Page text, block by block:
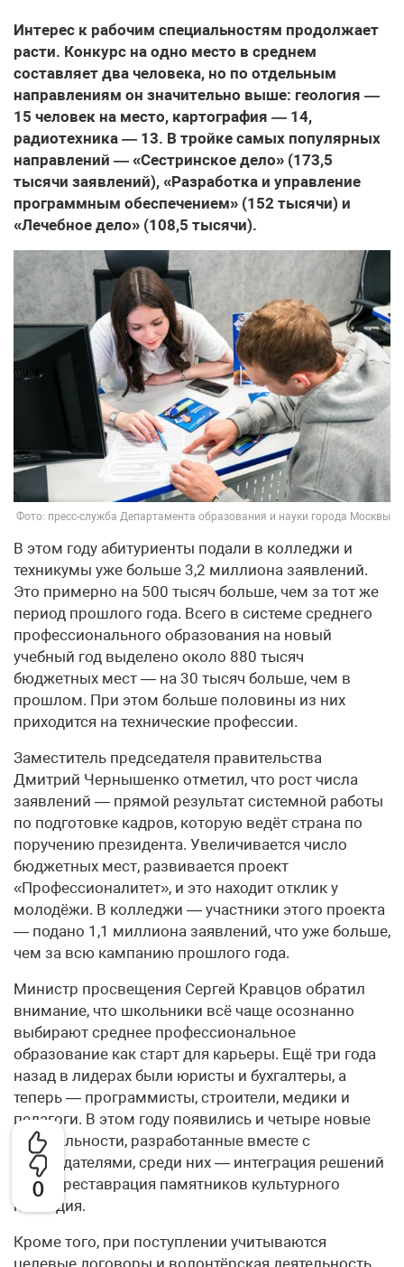
0
Интерес к рабочим специальностям продолжает
расти. Конкурс на одно место в среднем
составляет два человека, но по отдельным
направлениям он значительно выше: геология —
15 человек на место, картография — 14,
радиотехника — 13. В тройке самых популярных
направлений — «Сестринское дело» (173,5
тысячи заявлений), «Разработка и управление
программным обеспечением» (152 тысячи) и
«Лечебное дело» (108,5 тысячи).
Фото: пресс-служба Департамента образования и науки города Москвы
В этом году абитуриенты подали в колледжи и
техникумы уже больше 3,2 миллиона заявлений.
Это примерно на 500 тысяч больше, чем за тот же
период прошлого года. Всего в системе среднего
профессионального образования на новый
учебный год выделено около 880 тысяч
бюджетных мест — на 30 тысяч больше, чем в
прошлом. При этом больше половины из них
приходится на технические профессии.
Заместитель председателя правительства
Дмитрий Чернышенко отметил, что рост числа
заявлений — прямой результат системной работы
по подготовке кадров, которую ведёт страна по
поручению президента. Увеличивается число
бюджетных мест, развивается проект
«Профессионалитет», и это находит отклик у
молодёжи. В колледжи — участники этого проекта
— подано 1,1 миллиона заявлений, что уже больше,
чем за всю кампанию прошлого года.
Министр просвещения Сергей Кравцов обратил
внимание, что школьники всё чаще осознанно
выбирают среднее профессиональное
образование как старт для карьеры. Ещё три года
назад в лидерах были юристы и бухгалтеры, а
теперь — программисты, строители, медики и
педагоги. В этом году появились и четыре новые
специальности, разработанные вместе с
работодателями, среди них — интеграция решений
с ИИ и реставрация памятников культурного
наследия.
Кроме того, при поступлении учитываются
целевые договоры и волонтёрская деятельность